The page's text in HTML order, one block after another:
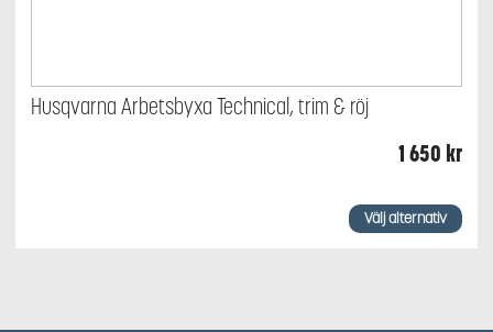
Husqvarna Arbetsbyxa Technical, trim & röj
1 650 kr
Välj alternativ